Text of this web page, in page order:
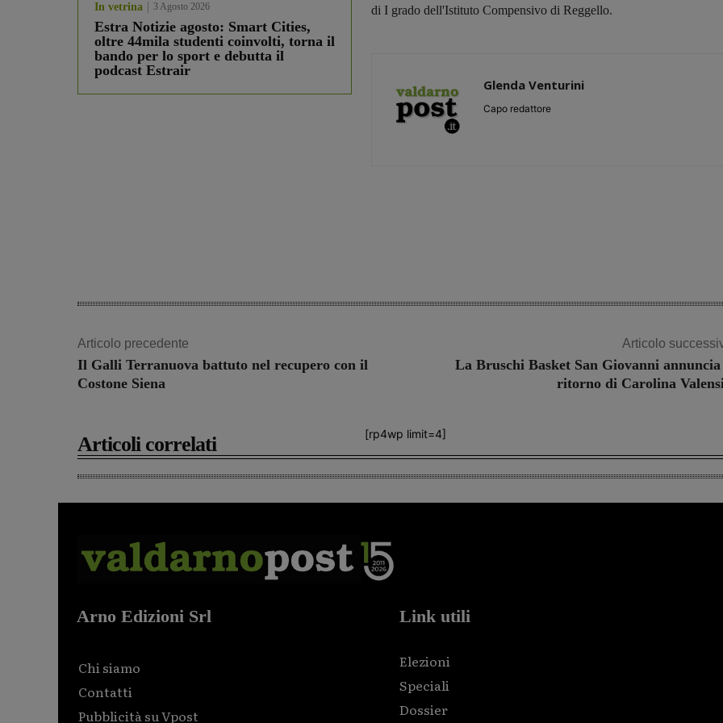
In vetrina 3 Agosto 2026
Estra Notizie agosto: Smart Cities,
oltre 44mila studenti coinvolti, torna il
bando per lo sport e debutta il
podcast Estrair
di I grado dell'Istituto Compensivo di Reggello.
Glenda Venturini
Capo redattore
Articolo precedente
Il Galli Terranuova battuto nel recupero con il
Costone Siena
Articolo
La Bruschi Basket San Giovanni
ritorno di Carolina
[rp4wp limit=4]
Articoli correlati
Arno Edizioni Srl
Chi siamo
Contatti
Pubblicità su Vpost
Link utili
Elezioni
Speciali
Dossier